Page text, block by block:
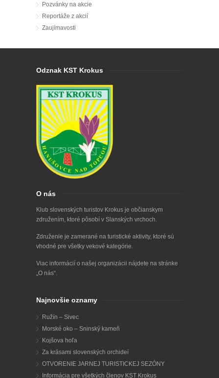
Pozvánky na akcie
Reportáže z akcií
Zaujímavosti
Odznak KST Krokus
O nás
Klub slovenských turistov Krokus je občianskym
združením, ktoré pôsobí v Slanských vrchoch.
Združenie je zamerané na turistické aktivity, ktoré sú
vhodné pre všetky vekové kategórie.
Viac informácií o našej organizácii nájdete na stránke
O nás“.
Najnovšie oznamy
Ružín – Sivec
Morské oko – Sninský kameň
Kojšova hoľa
Za krásami slovenských orchideí
OTVORENIE JARNEJ TURISTICKEJ SEZÓNY
Informácia pre všetkých členov KST Krokus